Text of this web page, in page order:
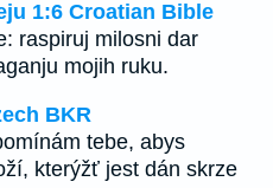
1:6 Croatian Bible
raspiruj milosni dar
mojih ruku.
BKR
tebe, abys
kterýžť jest dán skrze